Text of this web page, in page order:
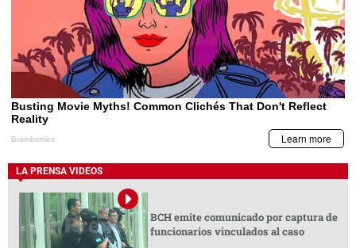
LA PRENSA VIDEOS
BCH emite comunicado por captura de
funcionarios vinculados al caso